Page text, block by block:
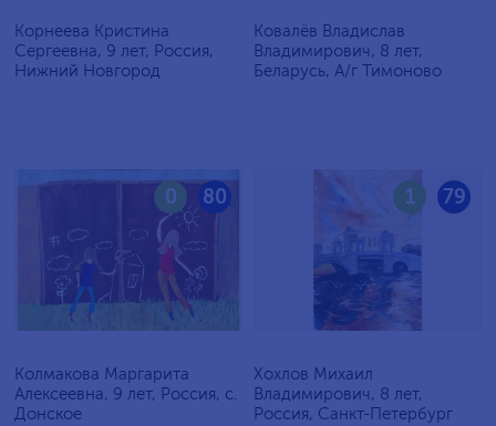
Корнеева Кристина
Сергеевна, 9 лет, Россия,
Нижний Новгород
Ковалёв Владислав
Владимирович, 8 лет,
Беларусь, А/г Тимоново
80
0
Колмакова Маргарита
Алексеевна, 9 лет, Россия, с.
Донское
79
1
Хохлов Михаил
Владимирович, 8 лет,
Россия, Санкт-Петербург